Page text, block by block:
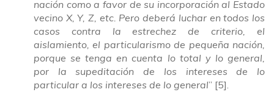
nación como a favor de su incorporación al Estado
vecino X, Y, Z, etc. Pero deberá luchar en todos los
casos contra la estrechez de criterio, el
aislamiento, el particularismo de pequeña nación,
porque se tenga en cuenta lo total y lo general,
por la supeditación de los intereses de lo
particular a los intereses de lo general” [5].